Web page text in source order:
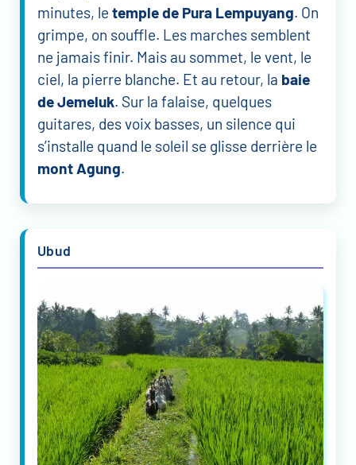
minutes, le temple de Pura Lempuyang. On
grimpe, on souffle. Les marches semblent
ne jamais finir. Mais au sommet, le vent, le
ciel, la pierre blanche. Et au retour, la baie
de Jemeluk. Sur la falaise, quelques
guitares, des voix basses, un silence qui
s’installe quand le soleil se glisse derrière le
mont Agung.
Ubud